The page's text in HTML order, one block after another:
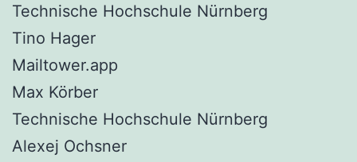
Technische Hochschule Nürnberg
Tino Hager
Mailtower.app
Max Körber
Technische Hochschule Nürnberg
Alexej Ochsner